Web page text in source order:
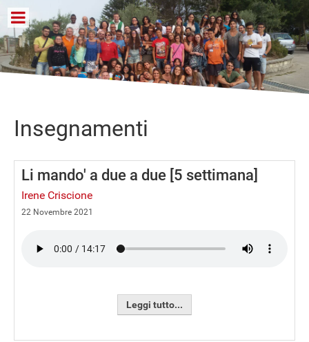
Insegnamenti
Li mando' a due a due [5 settimana]
Irene Criscione
22 Novembre 2021
Leggi tutto...